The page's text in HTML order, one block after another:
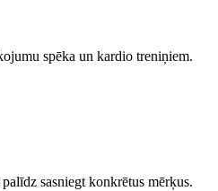
spēka un kardio treniņiem.
sasniegt konkrētus mērķus.